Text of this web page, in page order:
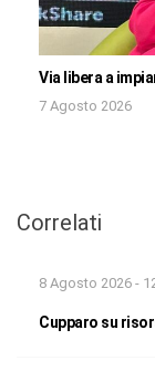
Via libera a
7 Agosto 2026
Correlati
8 Agosto 2026 -
Cupparo su